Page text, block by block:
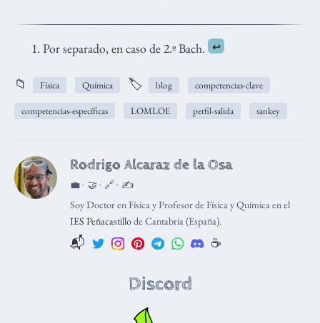
Por separado, en caso de 2.º Bach. ↩︎
📁 Física Química 🏷️ blog competencias-clave
competencias-específicas LOMLOE perfil-salida sankey
Rodrigo Alcaraz de la Osa
💼 · 🤝 · 🔗 · ✍️
Soy Doctor en Física y Profesor de Física y Química en el
IES Peñacastillode Cantabria (España).
📬 ☕️
Discord